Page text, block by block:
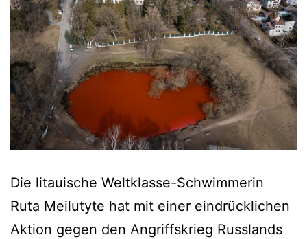
Die litauische Weltklasse-Schwimmerin
Ruta Meilutyte hat mit einer eindrücklichen
Aktion gegen den Angriffskrieg Russlands